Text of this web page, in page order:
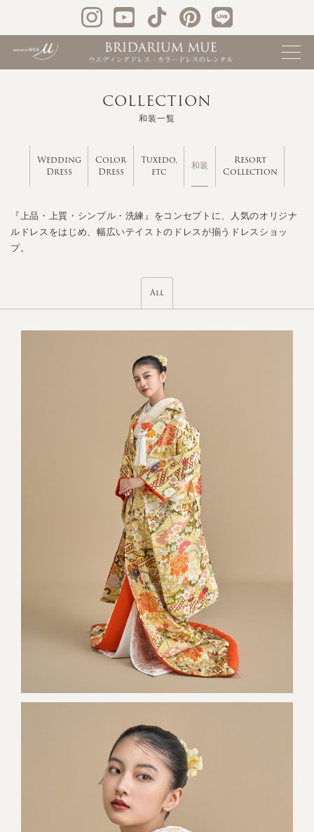
COLLECTION
和装一覧
Wedding
Dress
Color
Dress
Tuxedo,
etc
和装
Resort
Collection
『上品・上質・シンプル・洗練』をコンセプトに、人気のオリジナ
ルドレスをはじめ、幅広いテイストのドレスが揃うドレスショッ
プ。
All